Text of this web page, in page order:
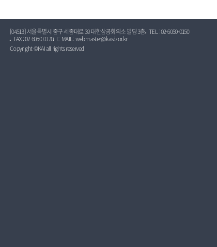
[04513] 서울특별시 중구 세종대로 39 대한상공회의소 빌딩 3층 TEL : 02-6050-0150
FAX : 02-6050-0170
E-MAIL : webmaster@kasb.or.kr
Copyright ©KAI all rights reserved